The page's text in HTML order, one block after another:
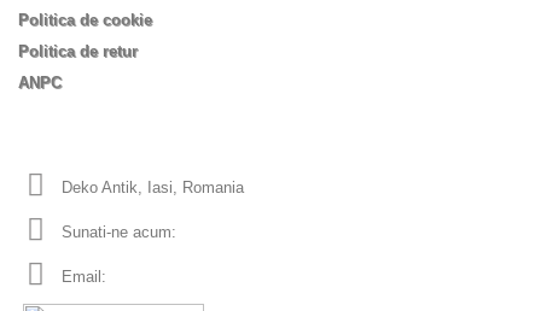
Politica de cookie
Politica de retur
ANPC
Deko Antik, Iasi, Romania
Sunati-ne acum:
Email: